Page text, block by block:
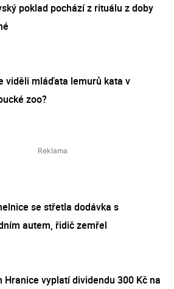
poklad pochází z rituálu z doby
viděli mláďata lemurů kata v
zoo?
se střetla dodávka s
autem, řidič zemřel
Hranice vyplatí dividendu 300 Kč na